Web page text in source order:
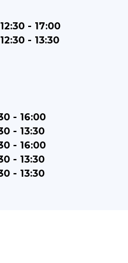
- 17:00
- 13:30
- 16:00
- 13:30
- 16:00
- 13:30
- 13:30